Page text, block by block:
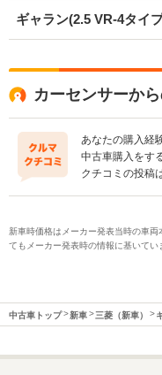
ギャラン(2.5 VR-4タイ
カーセンサーか
あなたの購入経
中古車購入をす
クチコミの投稿
新車時価格はメーカー発表当時の車
てもメーカー発表時の情報に基いてい
中古車トップ 新車 三菱（新車）